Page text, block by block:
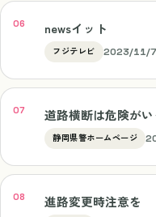
newsイット
フジテレビ 2023/11/7
道路横断は危険がい
静岡県警ホームページ
進路変更時注意を